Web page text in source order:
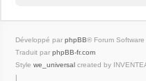
Développé par phpBB® Forum
Traduit par phpBB-fr.com
Style we_universal created by
|